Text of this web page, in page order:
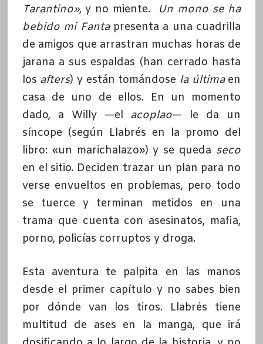
Tarantino», y no miente.
Un mono se ha
bebido mi Fanta presenta a una cuadrilla
de amigos que arrastran muchas horas de
jarana a sus espaldas (han cerrado hasta
los afters) y están tomándose la últimaen
casa de uno de ellos. En un momento
dado, a Willy —el acoplao— le da un
síncope (según Llabrés en la promo del
libro: «un marichalazo») y se queda seco
en el sitio. Deciden trazar un plan para no
verse envueltos en problemas, pero todo
se tuerce y terminan metidos en una
trama que cuenta con asesinatos, mafia,
porno, policías corruptos y droga.
Esta aventura te palpita en las manos
desde el primer capítulo y no sabes bien
por dónde van los tiros. Llabrés tiene
multitud de ases en la manga, que irá